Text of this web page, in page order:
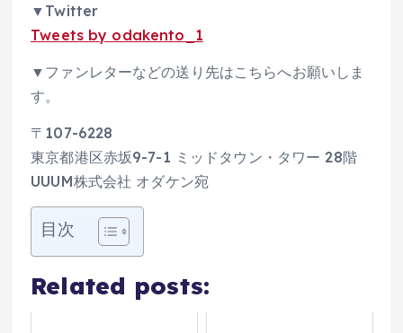
▼Twitter
Tweets by odakento_1
▼ファンレターなどの送り先はこちらへお願いしま
す。
〒107-6228
東京都港区赤坂9-7-1 ミッドタウン・タワー 28階
UUUM株式会社 オダケン宛
目次
Related posts: